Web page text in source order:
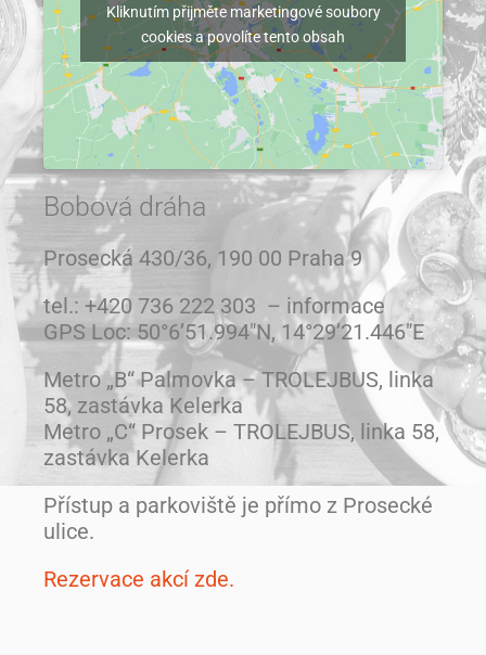
Kliknutím přijměte marketingové soubory
cookies a povolíte tento obsah
Bobová dráha
Prosecká 430/36, 190 00 Praha 9
tel.: +420 736 222 303 – informace
GPS Loc: 50°6’51.994″N, 14°29’21.446″E
Metro „B“ Palmovka – TROLEJBUS, linka
58, zastávka Kelerka
Metro „C“ Prosek – TROLEJBUS, linka 58,
zastávka Kelerka
Přístup a parkoviště je přímo z Prosecké
ulice.
Rezervace akcí zde.